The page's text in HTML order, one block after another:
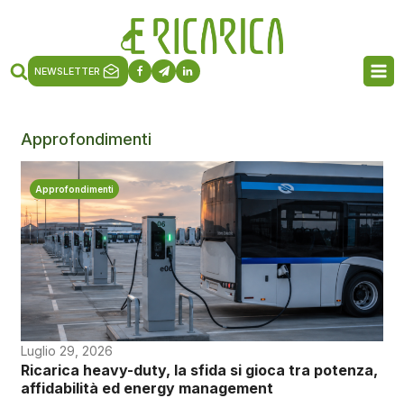
NEWSLETTER
Approfondimenti
Approfondimenti
Luglio 29, 2026
Ricarica heavy-duty, la sfida si gioca tra potenza,
affidabilità ed energy management